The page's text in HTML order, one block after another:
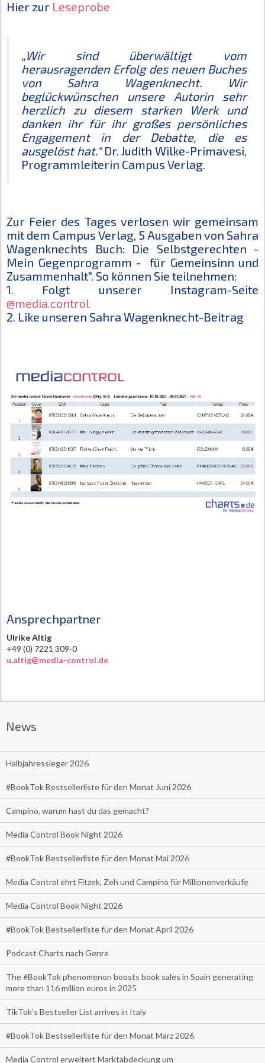
Hier zur Leseprobe
„Wir sind überwältigt vom
herausragenden Erfolg des neuen Buches
von Sahra Wagenknecht. Wir
beglückwünschen unsere Autorin sehr
herzlich zu diesem starken Werk und
danken ihr für ihr großes persönliches
Engagement in der Debatte, die es
ausgelöst hat.“Dr. Judith Wilke-Primavesi,
Programmleiterin Campus Verlag.
Zur Feier des Tages verlosen wir gemeinsam
mit dem Campus Verlag, 5 Ausgaben von Sahra
Wagenknechts Buch: Die Selbstgerechten -
Mein Gegenprogramm - für Gemeinsinn und
Zusammenhalt". So können Sie teilnehmen:
1. Folgt unserer Instagram-Seite
@media.control
2. Like unseren Sahra Wagenknecht-Beitrag
Ansprechpartner
Ulrike Altig
+49 (0) 7221 309-0
u.altig@media-control.de
News
Halbjahressieger 2026
#BookTok Bestsellerliste für den Monat Juni 2026
Campino, warum hast du das gemacht?
Media Control Book Night 2026
#BookTok Bestsellerliste für den Monat Mai 2026
Media Control ehrt Fitzek, Zeh und Campino für Millionenverkäufe
Media Control Book Night 2026
#BookTok Bestsellerliste für den Monat April 2026
Podcast Charts nach Genre
The #BookTok phenomenon boosts book sales in Spain generating
more than 116 million euros in 2025
TikTok’s Bestseller List arrives in Italy
#BookTok Bestsellerliste für den Monat März 2026
Media Control erweitert Marktabdeckung um